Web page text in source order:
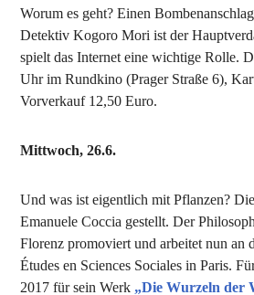
Worum es geht? Einen
Detektiv Kogoro Mori ist der
spielt das Internet eine wichtige Rolle.
Uhr im Rundkino (Prager Straße 6),
Vorverkauf 12,50 Euro.
Mittwoch, 26.6.
Und was ist eigentlich mit Pflanzen?
Emanuele Coccia gestellt. Der
Florenz promoviert und arbeitet nun an
Études en Sciences Sociales in Paris.
2017 für sein Werk „Die Wurzeln der